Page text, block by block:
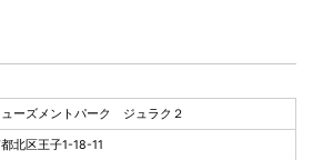
ューズメントパーク ジュラク２
北区王子1-18-11